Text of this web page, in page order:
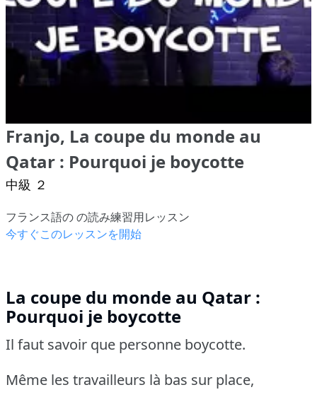
Franjo, La coupe du monde au
Qatar : Pourquoi je boycotte
中級 ２
フランス語の の読み練習用レッスン
今すぐこのレッスンを開始
La coupe du monde au Qatar :
Pourquoi je boycotte
Il faut savoir que personne boycotte.
Même les travailleurs là bas sur place,